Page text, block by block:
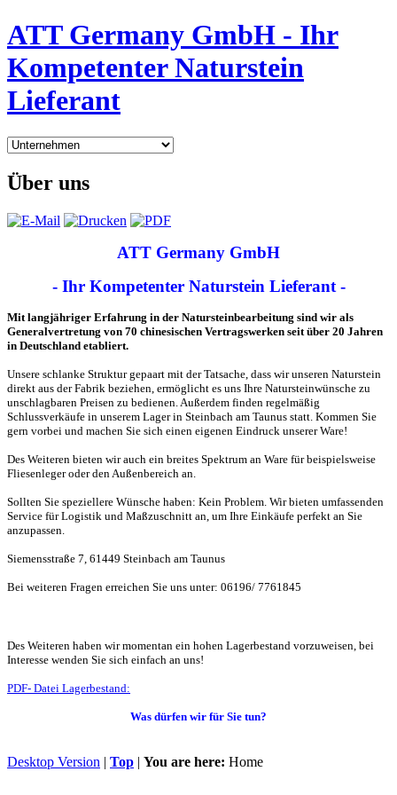
ATT Germany GmbH - Ihr
Kompetenter Naturstein
Lieferant
Über uns
ATT Germany GmbH
- Ihr Kompetenter Naturstein Lieferant -
Mit langjähriger Erfahrung in der Natursteinbearbeitung sind wir als
Generalvertretung von 70 chinesischen Vertragswerken seit über 20 Jahren
in Deutschland etabliert.
Unsere schlanke Struktur gepaart mit der Tatsache, dass wir unseren Naturstein
direkt aus der Fabrik beziehen, ermöglicht es uns Ihre Natursteinwünsche zu
unschlagbaren Preisen zu bedienen. Außerdem finden regelmäßig
Schlussverkäufe in unserem Lager in Steinbach am Taunus statt. Kommen Sie
gern vorbei und machen Sie sich einen eigenen Eindruck unserer Ware!
Des Weiteren bieten wir auch ein breites Spektrum an Ware für beispielsweise
Fliesenleger oder den Außenbereich an.
Sollten Sie speziellere Wünsche haben: Kein Problem. Wir bieten umfassenden
Service für Logistik und Maßzuschnitt an, um Ihre Einkäufe perfekt an Sie
anzupassen.
Siemensstraße 7, 61449 Steinbach am Taunus
Bei weiteren Fragen erreichen Sie uns unter: 06196/ 7761845
Des Weiteren haben wir momentan ein hohen Lagerbestand vorzuweisen, bei
Interesse wenden Sie sich einfach an uns!
PDF- Datei Lagerbestand:
Was dürfen wir für Sie tun?
Desktop Version | Top | You are here: Home